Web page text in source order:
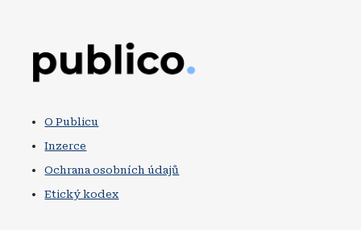
O Publicu
Inzerce
Ochrana osobních údajů
Etický kodex